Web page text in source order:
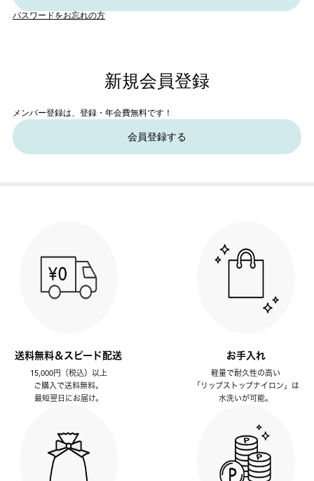
パスワードをお忘れの方
新規会員登録
メンバー登録は、登録・年会費無料です！
会員登録する
送料無料＆スピード配送
15,000円（税込）以上
ご購入で送料無料。
最短翌日にお届け。
お手入れ
軽量で耐久性の高い
「リップストップナイロン」は
水洗いが可能。